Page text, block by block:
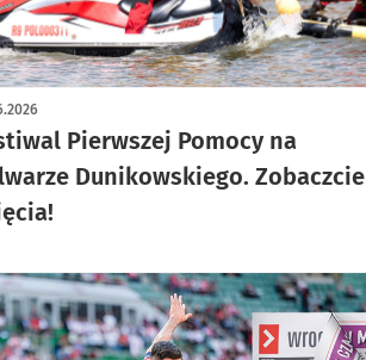
Pierwszej Pomocy na
Dunikowskiego. Zobaczcie
z galerią zdjęć